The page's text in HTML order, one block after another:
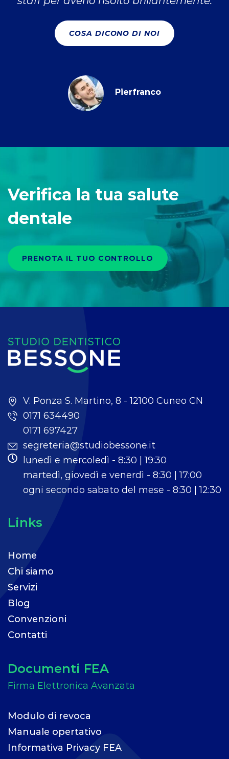
COSA DICONO DI NOI
Pierfranco
Verifica la tua salute
dentale
PRENOTA IL TUO CONTROLLO
V. Ponza S. Martino, 8 - 12100 Cuneo CN
0171 634490
0171 697427
segreteria@studiobessone.it
lunedì e mercoledì - 8:30 | 19:30
martedì, giovedì e venerdì - 8:30 | 17:00
ogni secondo sabato del mese - 8:30 | 12:30
Links
Home
Chi siamo
Servizi
Blog
Convenzioni
Contatti
Documenti FEA
Modulo di revoca
Manuale opertativo
Informativa Privacy FEA